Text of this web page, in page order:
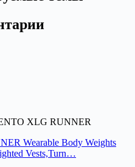
XLG RUNNER
Wearable Body Weights
Vests,Turn…